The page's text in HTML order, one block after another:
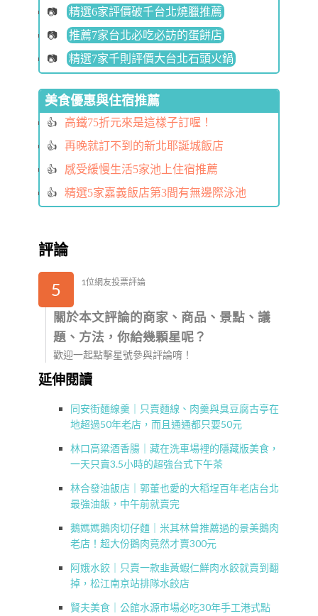
精選6家評價破千台北燒臘推薦
推薦7家台北必吃必訪的蛋餅店
精選7家千則評價大台北石頭火鍋
美食優惠與住宿推薦
高鐵75折元來是這樣子訂喔！
再晚就訂不到的新北耶誕城飯店
感受緩慢生活5家池上住宿推薦
精選5家嘉義飯店第3間有無邊際泳池
評論
5 1位網友投票評論
關於本文評論的商家、商品、景點、議
題、方法，你給幾顆星呢？
歡迎一起點擊星號參與評論唷！
延伸閱讀
同安街麵線羹｜只賣麵線、肉羹與臭豆腐古亭在
地超過50年老店，而且通通都只要50元
林口高粱酒香腸｜藏在洗車場裡的隱藏版美食，
一天只賣3.5小時的超強台式下午茶
林合發油飯店｜郭董也愛的大稻埕百年老店台北
最強油飯，中午前就賣完
鵝媽媽鵝肉切仔麵｜米其林曾推薦過的景美鵝肉
老店！超大份鵝肉竟然才賣300元
阿娥水餃｜只賣一款韭黃蝦仁鮮肉水餃就賣到翻
掉，松江南京站排隊水餃店
賢夫美食｜公館水源市場必吃30年手工港式點